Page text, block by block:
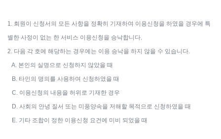
1. 회원이 신청서의 모든 사항을 정확히 기재하여 이용신청을 하였을 경우에 특
별한 사정이 없는 한 서비스 이용신청을 승낙합니다.
2. 다음 각 호에 해당하는 경우에는 이용 승낙을 하지 않을 수 있습니다.
A. 본인의 실명으로 신청하지 않았을 때
B. 타인의 명의를 사용하여 신청하였을 때
C. 이용신청의 내용을 허위로 기재한 경우
D. 사회의 안녕 질서 또는 미풍양속을 저해할 목적으로 신청하였을 때
E. 기타 조합이 정한 이용신청 요건에 미비 되었을 때